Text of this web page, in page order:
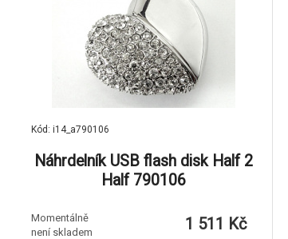
Kód: i14_a790106
Náhrdelník USB flash disk Half 2
Half 790106
Momentálně
není skladem
1 511 Kč